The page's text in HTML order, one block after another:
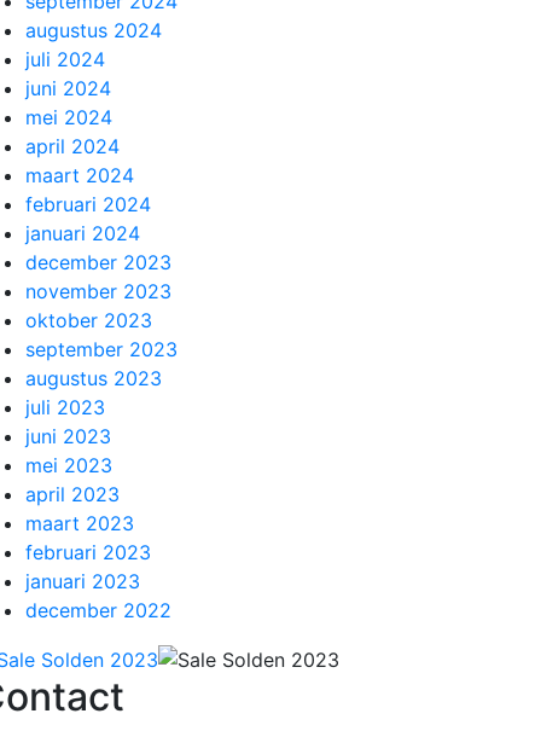
augustus 2024
juli 2024
juni 2024
mei 2024
april 2024
maart 2024
februari 2024
januari 2024
december 2023
november 2023
oktober 2023
september 2023
augustus 2023
juli 2023
juni 2023
mei 2023
april 2023
maart 2023
februari 2023
januari 2023
december 2022